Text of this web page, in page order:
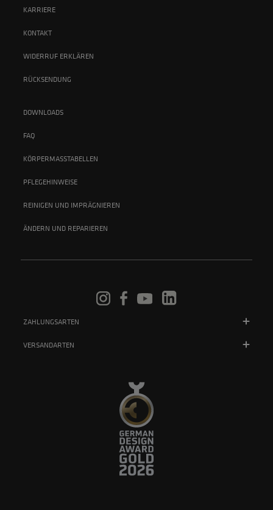
KARRIERE
KONTAKT
WIDERRUF ERKLÄREN
RÜCKSENDUNG
DOWNLOADS
FAQ
KÖRPERMASSTABELLEN
PFLEGEHINWEISE
REINIGEN UND IMPRÄGNIEREN
ÄNDERN UND REPARIEREN
ZAHLUNGSARTEN
VERSANDARTEN